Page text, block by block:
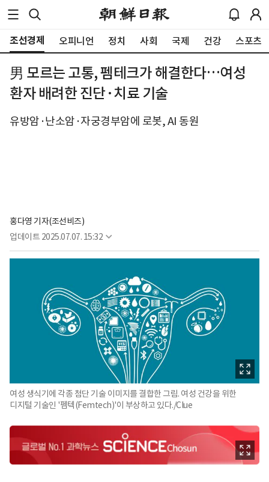
조선경제 오피니언 정치 사회 국제 건강 스포츠
男 모르는 고통, 펨테크가 해결한다…여성
환자 배려한 진단·치료 기술
유방암·난소암·자궁경부암에 로봇, AI 동원
홍다영 기자(조선비즈)
업데이트 2025.07.07. 15:32
여성 생식기에 각종 첨단 기술 이미지를 결합한 그림. 여성 건강을 위한
디지털 기술인 '펨텍(Femtech)'이 부상하고 있다./Clue